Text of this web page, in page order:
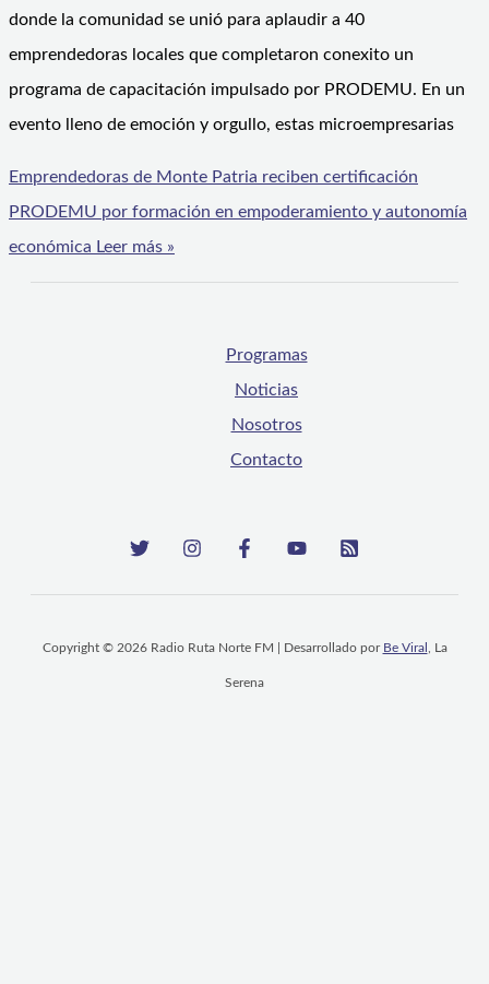
donde la comunidad se unió para aplaudir a 40
emprendedoras locales que completaron conexito un
programa de capacitación impulsado por PRODEMU. En un
evento lleno de emoción y orgullo, estas microempresarias
Emprendedoras de Monte Patria reciben certificación
PRODEMU por formación en empoderamiento y autonomía
económica Leer más »
Programas
Noticias
Nosotros
Contacto
Copyright © 2026 Radio Ruta Norte FM | Desarrollado por Be Viral , La
Serena